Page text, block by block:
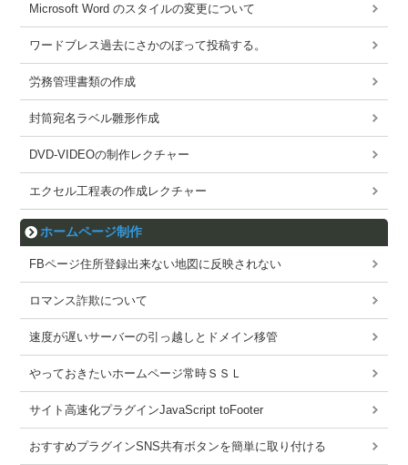
Microsoft Word のスタイルの変更について
ワードブレス過去にさかのぼって投稿する。
労務管理書類の作成
封筒宛名ラベル雛形作成
DVD-VIDEOの制作レクチャー
エクセル工程表の作成レクチャー
ホームページ制作
FBページ住所登録出来ない地図に反映されない
ロマンス詐欺について
速度が遅いサーバーの引っ越しとドメイン移管
やっておきたいホームページ常時ＳＳＬ
サイト高速化プラグインJavaScript toFooter
おすすめプラグインSNS共有ボタンを簡単に取り付ける